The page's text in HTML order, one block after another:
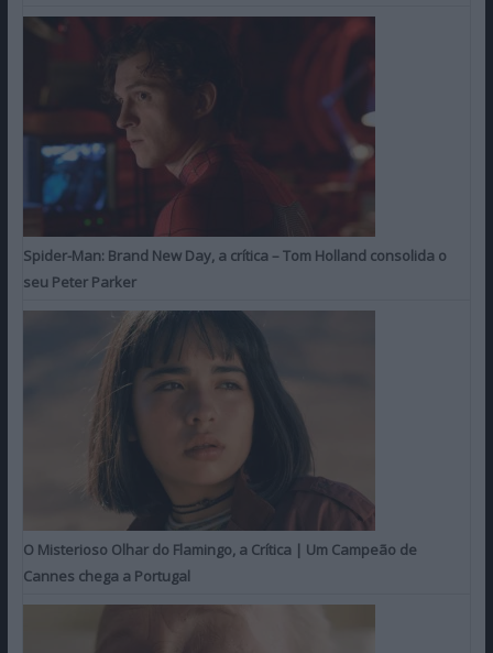
Spider-Man: Brand New Day, a crítica – Tom Holland consolida o
seu Peter Parker
O Misterioso Olhar do Flamingo, a Crítica | Um Campeão de
Cannes chega a Portugal